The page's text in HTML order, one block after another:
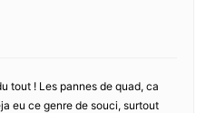
tout ! Les pannes de quad, ca
eu ce genre de souci, surtout